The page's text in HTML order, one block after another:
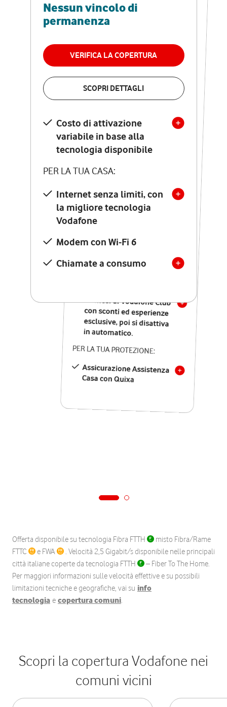
Nessun vincolo di
permanenza
VERIFICA LA COPERTURA
SCOPRI DETTAGLI
Costo di attivazione
variabile in base alla
tecnologia disponibile
PER LA TUA CASA:
Internet senza limiti, con
la migliore tecnologia
Vodafone
Modem con Wi-Fi 6
Chiamate a consumo
RETE FISSA + VODAFONE CLUB
29,95€
permanenza
VERIFICA LA COPERTURA
Costo di attivazione
variabile in base alla
tecnologia disponibile
PER LA TUA CASA:
Internet senza limiti, con
la migliore tecnologia
Vodafone
Modem Seven con Wi-Fi 7
Chiamate illimitate verso
numeri fissi e mobili
nazionali
12 mesi di Vodafone Club
con sconti ed esperienze
esclusive, poi si disattiva
in automatico.
PER LA TUA PROTEZIONE:
Assicurazione Assistenza
Casa con Quixa
Offerta disponibile su tecnologia Fibra FTTH
misto Fibra/Rame
FTTC
e FWA
. Velocità 2,5 Gigabit/s disponibile nelle principali
città italiane coperte da tecnologia FTTH
– Fiber To The Home.
Per maggiori informazioni sulle velocità effettive e su possibili
limitazioni tecniche e geografiche, vai su info
tecnologia e copertura comuni.
Scopri la copertura Vodafone nei
comuni vicini